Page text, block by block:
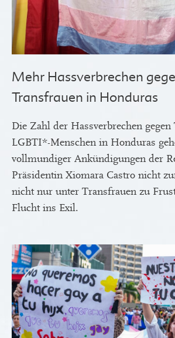
Mehr Hassverbrechen
Transfrauen in Honduras
Die Zahl der Hassverbrechen
LGBTI*-Menschen in Honduras
vollmundiger Ankündigungen der
Präsidentin Xiomara Castro nicht
nicht nur unter Transfrauen zu
Flucht ins Exil.